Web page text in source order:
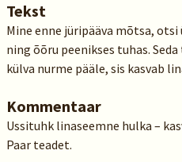
Tekst
Mine enne jüripääva mõtsa,
ning õõru peenikses tuhas.
külva nurme pääle, sis kasvab
Kommentaar
Ussituhk linaseemne hulka –
Paar teadet.